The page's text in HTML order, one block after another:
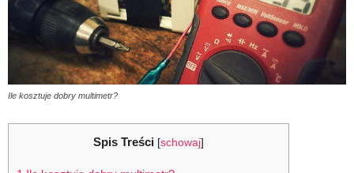
Ile kosztuje dobry multimetr?
Spis Treści [schowaj]